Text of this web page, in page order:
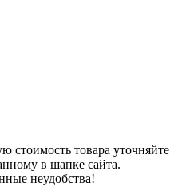
стоимость товара уточняйте
в шапке сайта.
неудобства!